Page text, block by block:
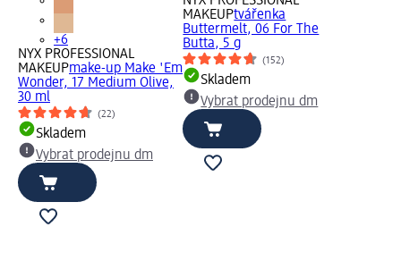
+6
NYX PROFESSIONAL
MAKEUPmake-up Make 'Em
Wonder, 17 Medium Olive,
30 ml
(22)
Skladem
Vybrat prodejnu dm
MAKEUPtvářenka
Buttermelt, 06 For The
Butta, 5 g
(152)
Skladem
Vybrat prodejnu dm